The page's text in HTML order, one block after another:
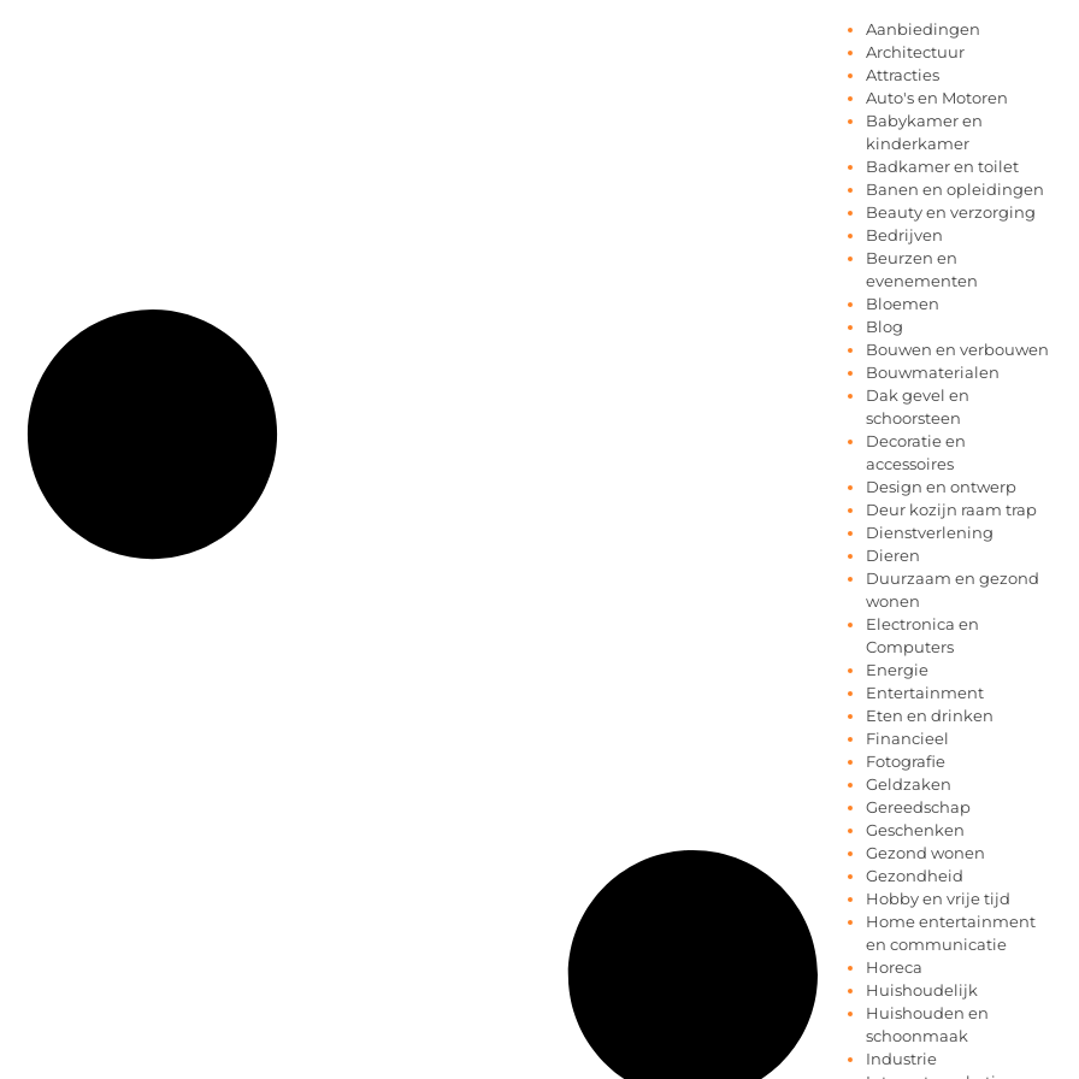
Aanbiedingen
Architectuur
Attracties
Auto's en Motoren
Babykamer en
kinderkamer
Badkamer en toilet
Banen en opleidingen
Beauty en verzorging
Bedrijven
Beurzen en
evenementen
Bloemen
Blog
Bouwen en verbouwen
Bouwmaterialen
Dak gevel en
schoorsteen
Decoratie en
accessoires
Design en ontwerp
Deur kozijn raam trap
Dienstverlening
Dieren
Duurzaam en gezond
wonen
Electronica en
Computers
Energie
Entertainment
Eten en drinken
Financieel
Fotografie
Geldzaken
Gereedschap
Geschenken
Gezond wonen
Gezondheid
Hobby en vrije tijd
Home entertainment
en communicatie
Horeca
Huishoudelijk
Huishouden en
schoonmaak
Industrie